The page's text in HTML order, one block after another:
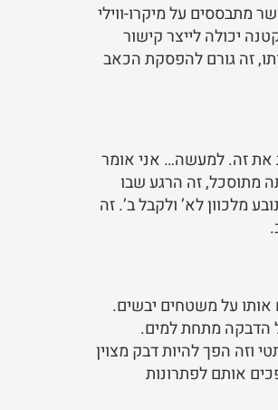
מתבססים על מיקרו-ווילי
יכולה לייצר קישור
זה גורם להפסקת הכאב
את זה. למעשה… אני אומר
מתוסכל, זה הרגע שבו
מלכוון לא’ ולקבל ב’. זה
על משטחים יבשים.
הדבקה מתחת למים.
וזה הפך להיות דבק מצוין
אותם לפתרונות